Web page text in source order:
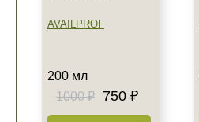
AVAILPROF
200 мл
1000 ₽
750 ₽